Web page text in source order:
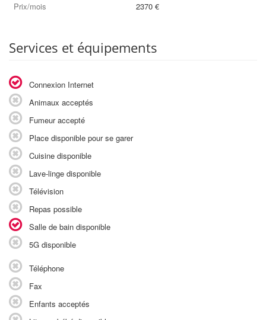
Prix/mois
2370 €
Services et équipements
Connexion Internet
Animaux acceptés
Fumeur accepté
Place disponible pour se garer
Cuisine disponible
Lave-linge disponible
Télévision
Repas possible
Salle de bain disponible
5G disponible
Téléphone
Fax
Enfants acceptés